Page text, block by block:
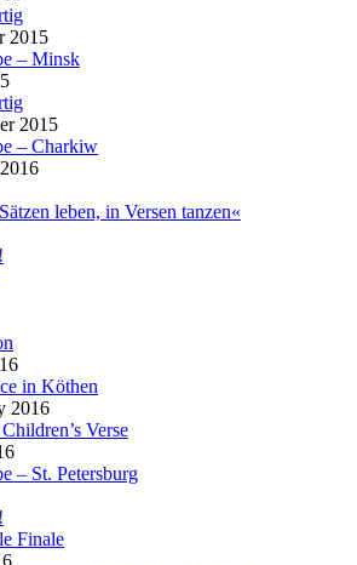
2015
– Minsk
2015
– Charkiw
leben, in Versen tanzen«
in Köthen
2016
Verse
– St. Petersburg
Finale